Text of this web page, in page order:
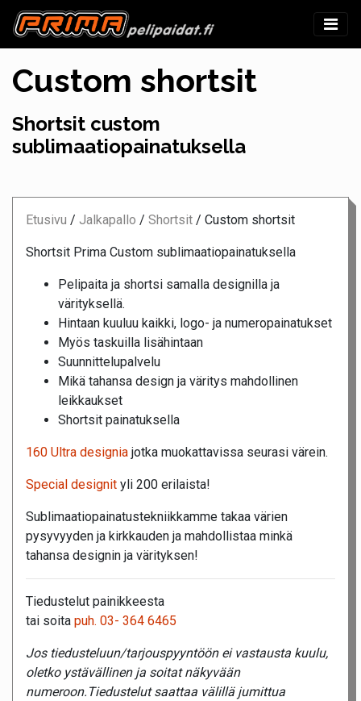
Custom shortsit
Shortsit custom
sublimaatiopainatuksella
Etusivu / Jalkapallo / Shortsit / Custom shortsit
Shortsit Prima Custom sublimaatiopainatuksella
Pelipaita ja shortsi samalla designilla ja
värityksellä.
Hintaan kuuluu kaikki, logo- ja numeropainatukset
Myös taskuilla lisähintaan
Suunnittelupalvelu
Mikä tahansa design ja väritys mahdollinen
leikkaukset
Shortsit painatuksella
160 Ultra designia jotka muokattavissa seurasi värein.
Special designit yli 200 erilaista!
Sublimaatiopainatustekniikkamme takaa värien
pysyvyyden ja kirkkauden ja mahdollistaa minkä
tahansa designin ja värityksen!
Tiedustelut painikkeesta
tai soita puh. 03- 364 6465
Jos tiedusteluun/tarjouspyyntöön ei vastausta kuulu,
oletko ystävällinen ja soitat näkyvään
numeroon.Tiedustelut saattaa välillä jumittua